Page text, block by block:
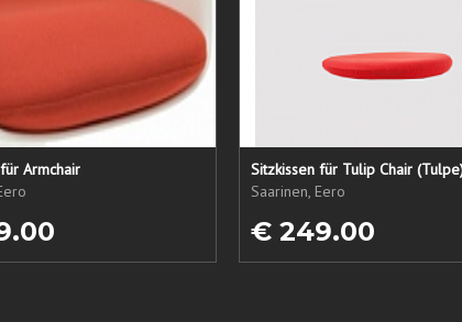
Armchair
Sitzkissen für Tulip Chair
Saarinen, Eero
€ 249.00